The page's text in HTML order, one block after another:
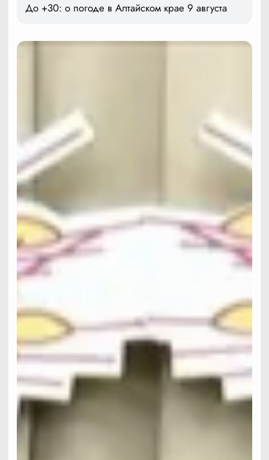
До +30: о погоде в Алтайском крае 9 августа